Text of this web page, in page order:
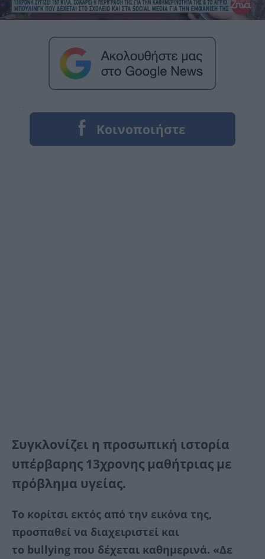
Συγκλονίζει η προσωπική ιστορία
υπέρβαρης 13χρονης μαθήτριας με
πρόβλημα υγείας.
Το κορίτσι εκτός από την εικόνα της,
προσπαθεί να διαχειριστεί και
το bullying που δέχεται καθημερινά. «Δε